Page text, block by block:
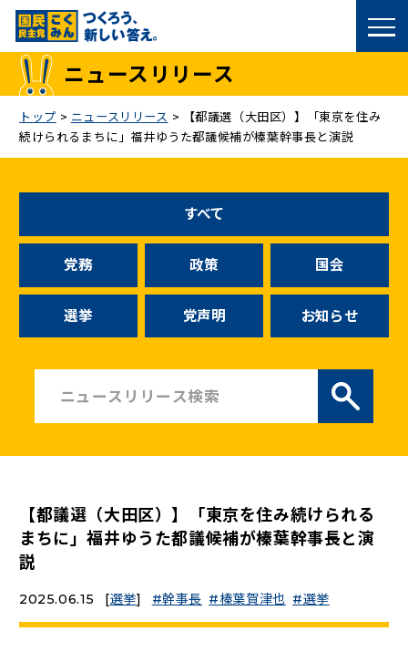
国民民主党トップ
議員
候補者公募
こくみん政治塾
お問い合わせ
ニュースリリース
こくみんうさぎの部屋
Go!Go!こくみんストア（新しいタブで開く）
（新しいタブで開く）
ニュースリリース
トップ > ニュースリリース >
【都議選（大田区）】「東京を住み
続けられるまちに」福井ゆうた都議候補が榛葉幹事長と演説
すべて
党務 政策 国会
選挙 党声明 お知らせ
【都議選（大田区）】「東京を住み続けられる
まちに」福井ゆうた都議候補が榛葉幹事長と演
説
2025.06.15 [選挙] 幹事長 榛葉賀津也 選挙